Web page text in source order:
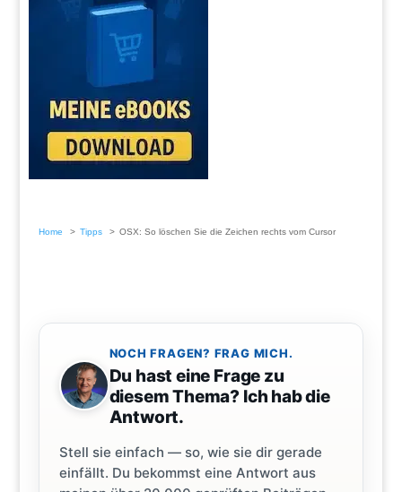
Home Tipps OSX: So löschen Sie die Zeichen rechts vom Cursor
NOCH FRAGEN? FRAG MICH.
Du hast eine Frage zu
diesem Thema? Ich hab die
Antwort.
Stell sie einfach — so, wie sie dir gerade
einfällt. Du bekommst eine Antwort aus